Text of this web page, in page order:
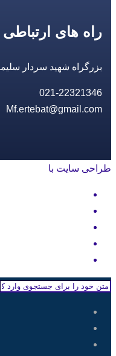
راه های ارتباطی
بزرگراه شهید سردار سلیمانی،
021-22321346
Mf.ertebat@gmail.com
طراحی سایت با